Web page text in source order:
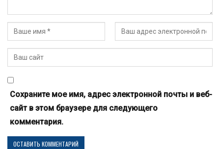
Сохраните мое имя, адрес электронной почты и веб-
сайт в этом браузере для следующего
комментария.